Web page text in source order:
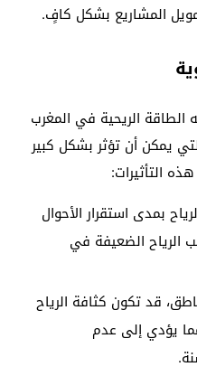
المشاريع بشكل كافٍ.
الطاقة الريحية في المغرب
يمكن أن تؤثر بشكل كبير
التأثيرات:
بمدى استقرار الأحوال
الرياح الضعيفة في
قد تكون كثافة الرياح
يؤدي إلى عدم